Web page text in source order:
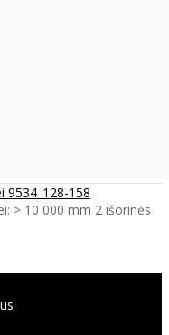
9534_128-158
> 10 000 mm 2 išorinės